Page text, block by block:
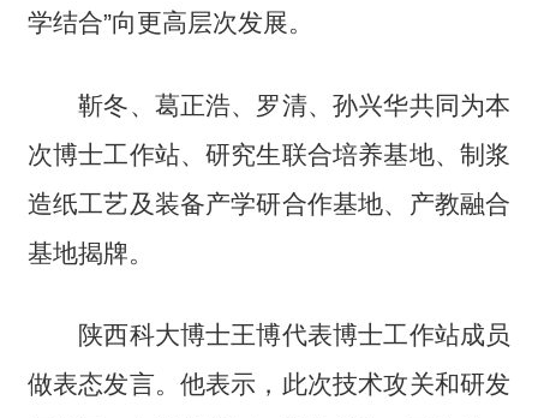
学结合”向更高层次发展。
靳冬、葛正浩、罗清、孙兴华共同为本
次博士工作站、研究生联合培养基地、制浆
造纸工艺及装备产学研合作基地、产教融合
基地揭牌。
陕西科大博士王博代表博士工作站成员
做表态发言。他表示，此次技术攻关和研发